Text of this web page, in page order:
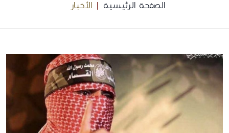
الصفحة الرئيسية الأخبار